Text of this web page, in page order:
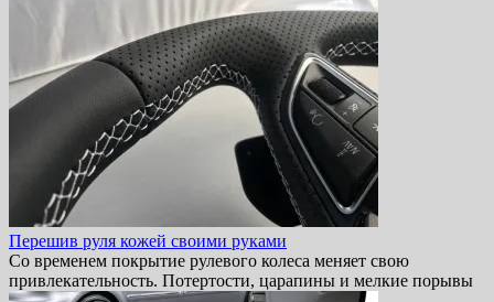
Перешив руля кожей своими руками
Со временем покрытие рулевого колеса меняет свою
привлекательность. Потертости, царапины и мелкие порывы